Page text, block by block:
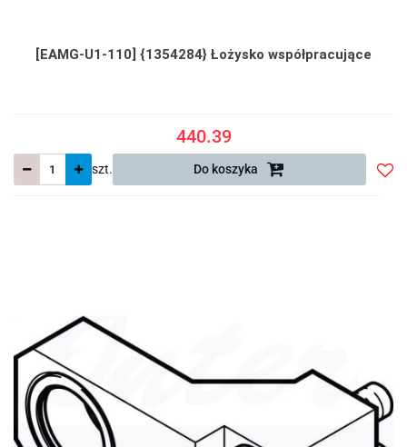
[EAMG-U1-110] {1354284} Łożysko współpracujące
440.39
szt. Do koszyka